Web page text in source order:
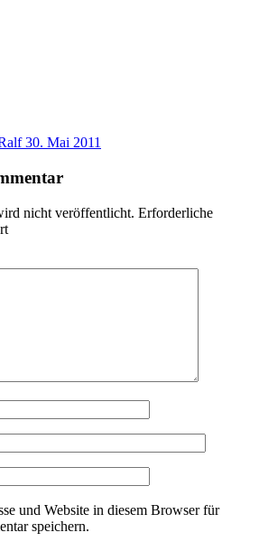
30. Mai 2011
nicht veröffentlicht. Erforderliche
und Website in diesem Browser für
speichern.